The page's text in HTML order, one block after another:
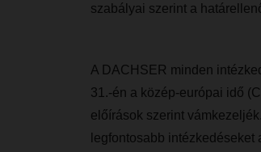
szabályai szerint a
A DACHSER minden
31.-én a közép-európai idő
előírások szerint
legfontosabb